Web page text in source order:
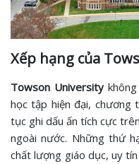
Xếp hạng của
Towson Universitykhông
học tập hiện đại, chương
tục ghi dấu ấn tích cực
ngoài nước. Những thứ
chất lượng giáo dục, uy